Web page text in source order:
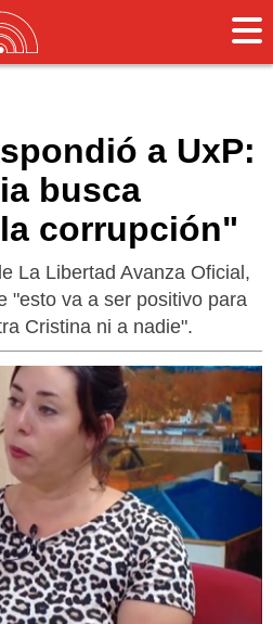
a UxP:
busca
corrupción"
La Libertad Avanza Oficial,
"esto va a ser positivo para
Cristina ni a nadie".